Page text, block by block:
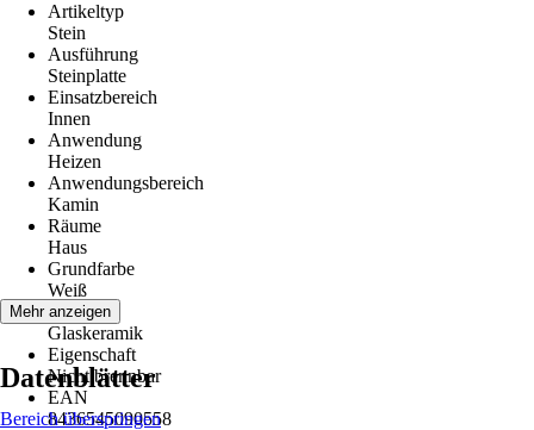
Artikeltyp
Stein
Ausführung
Steinplatte
Einsatzbereich
Innen
Anwendung
Heizen
Anwendungsbereich
Kamin
Räume
Haus
Grundfarbe
Weiß
Material
Glaskeramik
Eigenschaft
Nicht brennbar
EAN
8436545090558
Mehr anzeigen
Datenblätter
Bereich überspringen